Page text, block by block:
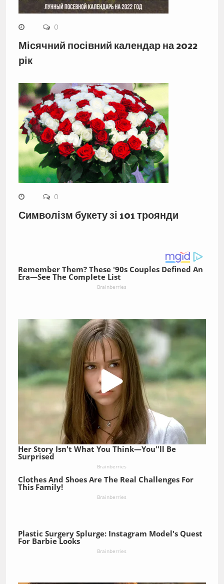
0
Місячний посівний календар на 2022
рік
0
Символізм букету зі 101 троянди
Remember Them? These '90s Couples Defined An
Era—See The Complete List
Brainberries
Her Story Isn't What You Think—You''ll Be
Surprised
Brainberries
Clothes And Shoes Are The Real Challenges For
This Family!
Brainberries
Plastic Surgery Splurge: Instagram Model's Quest
For Barbie Looks
Brainberries